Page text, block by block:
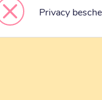
Privacy